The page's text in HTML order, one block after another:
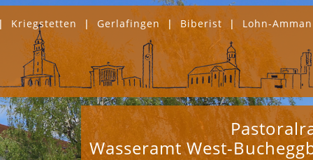
Kriegstetten | Gerlafingen |Biberist | Lohn-
Wasseramt West-